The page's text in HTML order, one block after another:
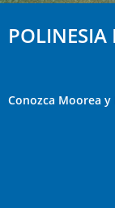
POLINESIA
Conozca Moorea